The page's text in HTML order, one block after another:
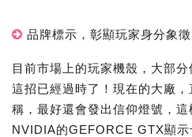
品牌標示，彰顯玩家身分象徵
目前市場上的玩家機殼，大部
這招已經過時了！現在的大廠
稱，最好還會發出信仰燈號，這
NVIDIA的GEFORCE GTX顯